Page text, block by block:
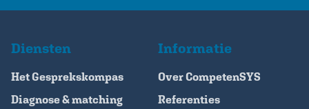
Diensten
Het Gesprekskompas
Diagnose & matching
Informatie
Over CompetenSYS
Referenties